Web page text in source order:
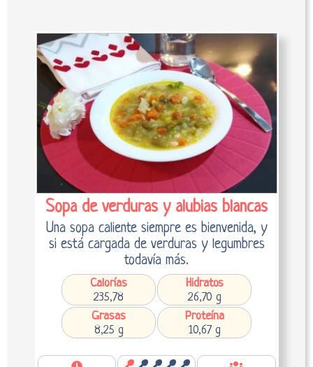
Sopa de verduras y alubias blancas
Una sopa caliente siempre es bienvenida, y
si está cargada de verduras y legumbres
todavía más.
Calorías
235,78
Hidratos
26,70 g
Grasas
8,25 g
Proteína
10,67 g